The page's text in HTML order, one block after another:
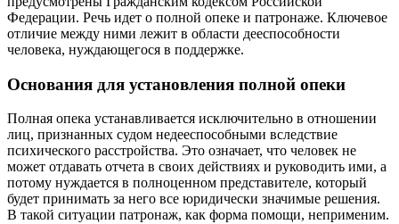
Федерации. Речь идет о полной опеке и патронаже. Ключевое
отличие между ними лежит в области дееспособности
человека, нуждающегося в поддержке.
Основания для установления полной опеки
Полная опека устанавливается исключительно в отношении
лиц, признанных судом недееспособными вследствие
психического расстройства. Это означает, что человек не
может отдавать отчета в своих действиях и руководить ими, а
потому нуждается в полноценном представителе, который
будет принимать за него все юридически значимые решения.
В такой ситуации патронаж, как форма помощи, неприменим.